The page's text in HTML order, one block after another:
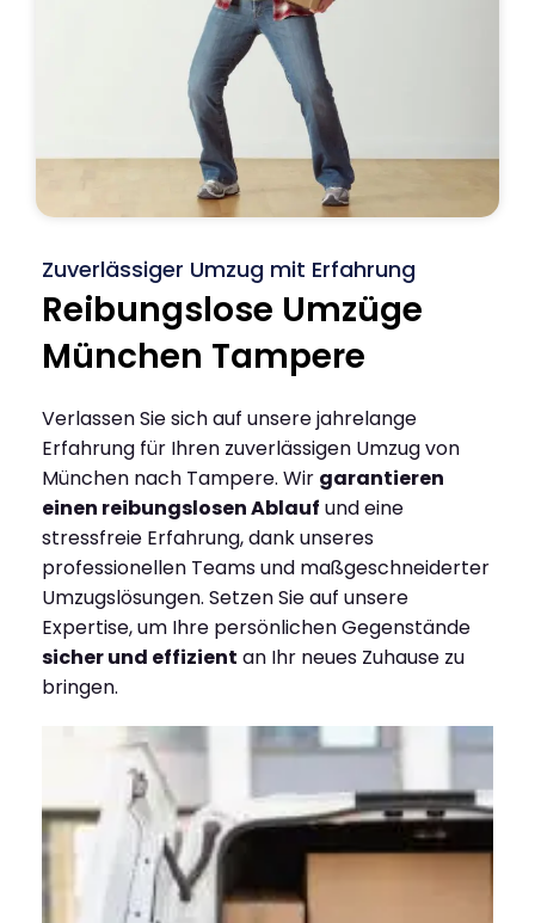
Zuverlässiger Umzug mit Erfahrung
Reibungslose Umzüge
München Tampere
Verlassen Sie sich auf unsere jahrelange
Erfahrung für Ihren zuverlässigen Umzug von
München nach Tampere. Wir garantieren
einen reibungslosen Ablauf und eine
stressfreie Erfahrung, dank unseres
professionellen Teams und maßgeschneiderter
Umzugslösungen. Setzen Sie auf unsere
Expertise, um Ihre persönlichen Gegenstände
sicher und effizient an Ihr neues Zuhause zu
bringen.